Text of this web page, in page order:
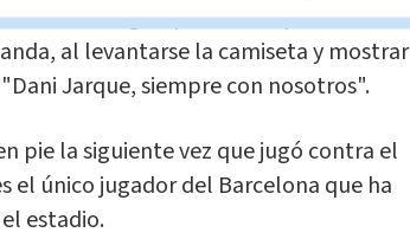
marcar el gol que dio a España el
al levantarse la camiseta y mostrar
Jarque, siempre con nosotros".
pie la siguiente vez que jugó contra el
el único jugador del Barcelona que ha
estadio.